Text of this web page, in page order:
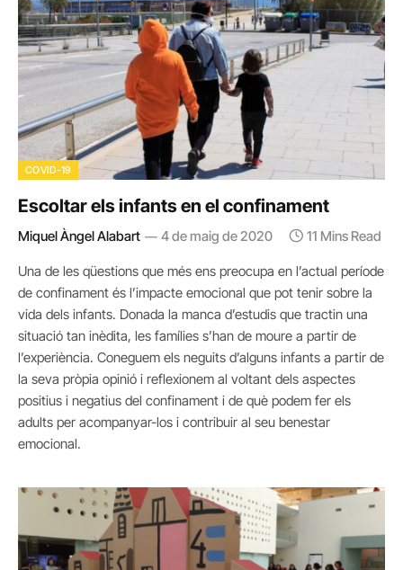
COVID-19
Escoltar els infants en el confinament
Miquel Àngel Alabart 4 de maig de 2020 11 Mins Read
Una de les qüestions que més ens preocupa en l’actual període
de confinament és l’impacte emocional que pot tenir sobre la
vida dels infants. Donada la manca d’estudis que tractin una
situació tan inèdita, les famílies s’han de moure a partir de
l’experiència. Coneguem els neguits d’alguns infants a partir de
la seva pròpia opinió i reflexionem al voltant dels aspectes
positius i negatius del confinament i de què podem fer els
adults per acompanyar-los i contribuir al seu benestar
emocional.